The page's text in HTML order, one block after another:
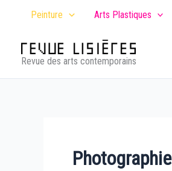
Peinture Arts Plastiques
Revue des arts contemporains
Photographie